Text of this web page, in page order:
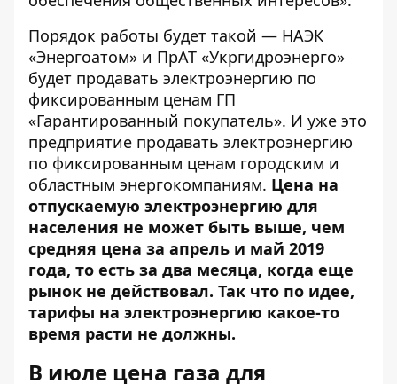
Порядок работы будет такой — НАЭК
«Энергоатом» и ПрАТ «Укргидроэнерго»
будет продавать электроэнергию по
фиксированным ценам ГП
«Гарантированный покупатель». И уже это
предприятие продавать электроэнергию
по фиксированным ценам городским и
областным энергокомпаниям. Цена на
отпускаемую электроэнергию для
населения не может быть выше, чем
средняя цена за апрель и май 2019
года, то есть за два месяца, когда еще
рынок не действовал. Так что по идее,
тарифы на электроэнергию какое-то
время расти не должны.
В июле цена газа для